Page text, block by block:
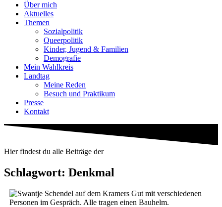
Über mich
Aktuelles
Themen
Sozialpolitik
Queerpolitik
Kinder, Jugend & Familien
Demografie
Mein Wahlkreis
Landtag
Meine Reden
Besuch und Praktikum
Presse
Kontakt
Hier findest du alle Beiträge der
Schlagwort: Denkmal